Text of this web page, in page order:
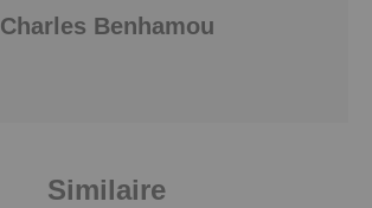
Charles Benhamou
Similaire